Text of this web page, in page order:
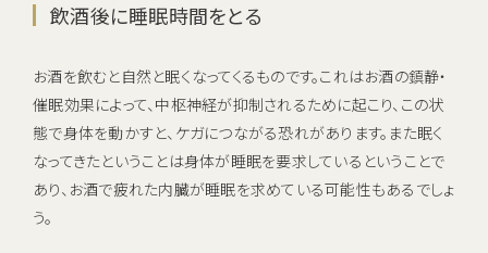
飲酒後に睡眠時間をとる
お酒を飲むと自然と眠くなってくるものです。これはお酒の鎮静・
催眠効果によって、中枢神経が抑制されるために起こり、この状
態で身体を動かすと、ケガにつながる恐れがあります。また眠く
なってきたということは身体が睡眠を要求しているということで
あり、お酒で疲れた内臓が睡眠を求めている可能性もあるでしょ
う。